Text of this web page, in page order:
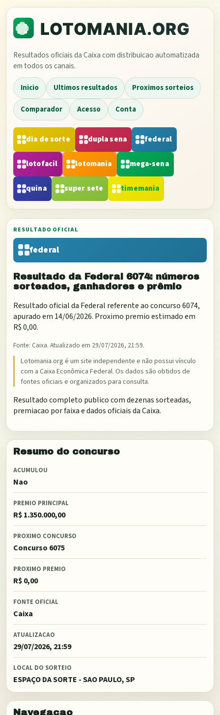
Resultados oficiais da Caixa com distribuicao automatizada
em todos os canais.
Inicio Ultimos resultados Proximos sorteios
Comparador Acesso Conta
dia de sorte dupla sena federal
lotofacil lotomania mega-sena
quina super sete timemania
RESULTADO OFICIAL
federal
Resultado da Federal 6074: números
sorteados, ganhadores e prêmio
Resultado oficial da Federal referente ao concurso6074,
apurado em 14/06/2026. Proximo premio estimado em
R$ 0,00.
Fonte: Caixa. Atualizado em 29/07/2026, 21:59.
Lotomania.org é um site independente e não possui vínculo
com a Caixa Econômica Federal. Os dados são obtidos de
fontes oficiais e organizados para consulta.
Resultado completo publico com dezenas sorteadas,
premiacao por faixa e dados oficiais da Caixa.
Resumo do concurso
ACUMULOU
Nao
PREMIO PRINCIPAL
R$ 1.350.000,00
PROXIMO CONCURSO
Concurso 6075
PROXIMO PREMIO
R$ 0,00
FONTE OFICIAL
Caixa
ATUALIZACAO
29/07/2026, 21:59
LOCAL DO SORTEIO
ESPAÇO DA SORTE - SAO PAULO, SP
Navegacao